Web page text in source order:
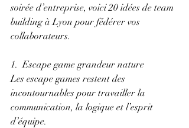
soirée d’entreprise, voici 20 idées de team
building à Lyon pour fédérer vos
collaborateurs.
1.  Escape game grandeur nature
Les escape games restent des
incontournables pour travailler la
communication, la logique et l’esprit
d’équipe.